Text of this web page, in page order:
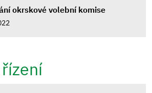
okrskové volební komise